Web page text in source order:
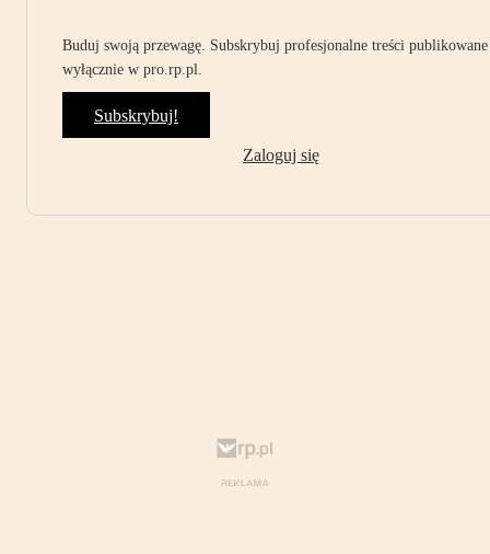
Buduj swoją przewagę. Subskrybuj profesjonalne treści publikowane
wyłącznie w pro.rp.pl.
Subskrybuj!
Zaloguj się